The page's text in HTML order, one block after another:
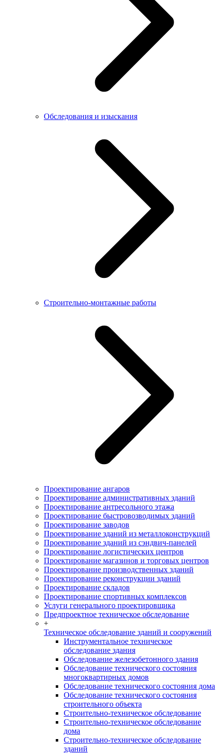
Обследования и изыскания
Строительно-монтажные работы
Проектирование ангаров
Проектирование административных зданий
Проектирование антресольного этажа
Проектирование быстровозводимых зданий
Проектирование заводов
Проектирование зданий из металлоконструкций
Проектирование зданий из сэндвич-панелей
Проектирование логистических центров
Проектирование магазинов и торговых центров
Проектирование производственных зданий
Проектирование реконструкции зданий
Проектирование складов
Проектирование спортивных комплексов
Услуги генерального проектировщика
Предпроектное техническое обследование
+
Техническое обследование зданий и сооружений
Инструментальное техническое
обследование здания
Обследование железобетонного здания
Обследование технического состояния
многоквартирных домов
Обследование технического состояния дома
Обследование технического состояния
строительного объекта
Строительно-техническое обследование
Строительно-техническое обследование
дома
Строительно-техническое обследование
зданий